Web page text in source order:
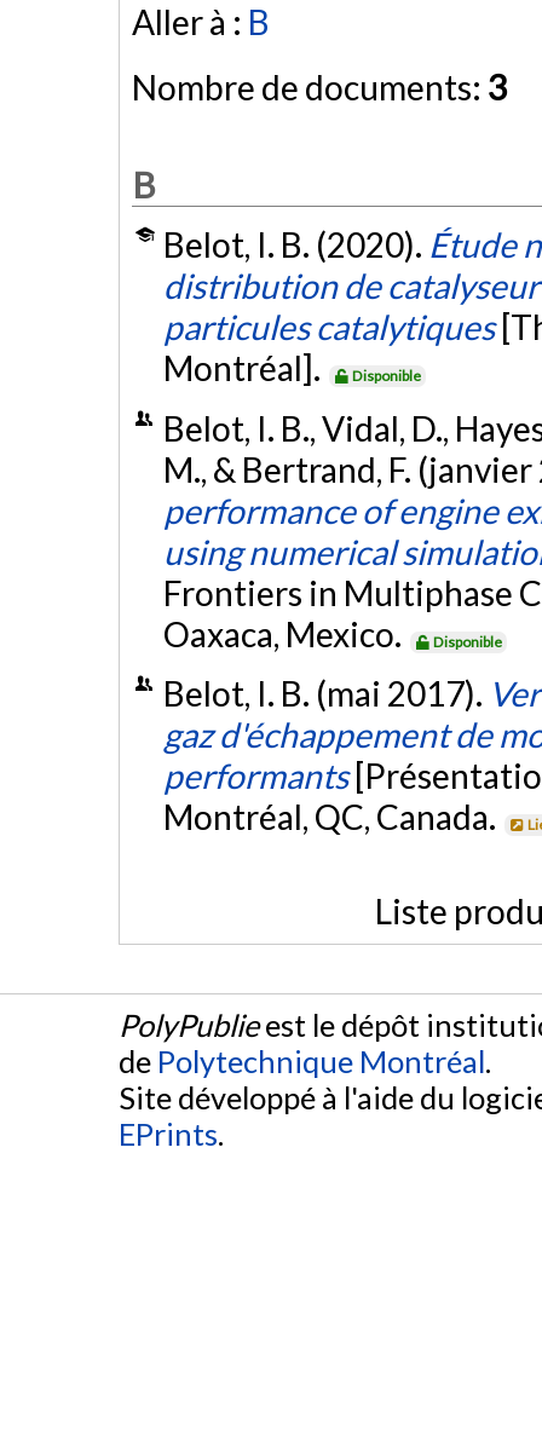
Aller à : B
Nombre de documents: 3
B
Belot, I. B. (2020). Étude
distribution de
particules catalytiques
Montréal].
Disponible
Belot, I. B., Vidal, D.,
M., & Bertrand, F.
performance of engine
using numerical
Frontiers in Multiphase
Oaxaca, Mexico.
Disponible
Belot, I. B. (mai 2017).
gaz d'échappement de
performants
Montréal, QC, Canada.
Liste
PolyPublieest le dépôt
de Polytechnique Montréal.
Site développé à l'aide du
EPrints.